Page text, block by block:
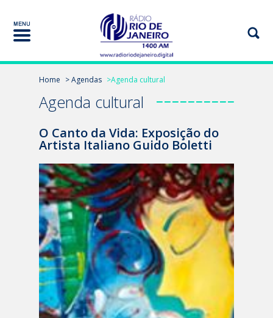
Home > Agendas >Agenda cultural
Agenda cultural
O Canto da Vida: Exposição do
Artista Italiano Guido Boletti